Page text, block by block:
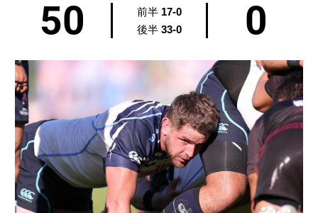
50 前半 17-0
後半 33-0 0